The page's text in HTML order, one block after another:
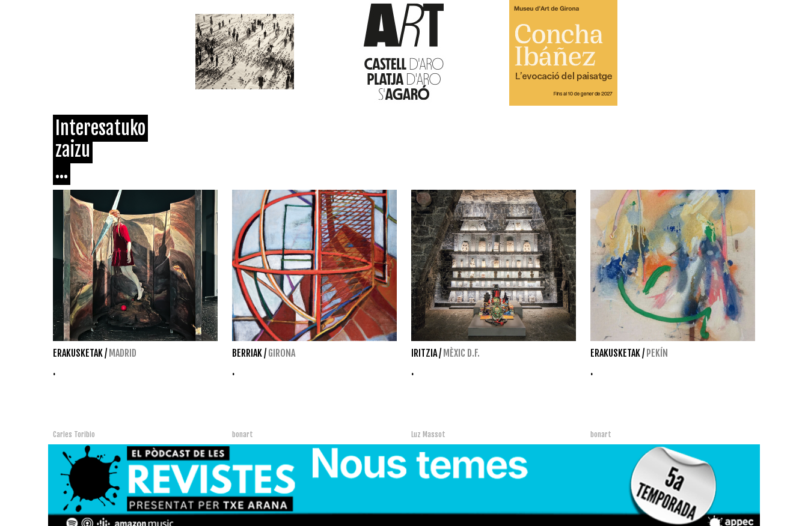
Interesatuko
zaizu
...
ERAKUSKETAK/ MADRID
.
Carles Toribio
BERRIAK/ GIRONA
.
bonart
IRITZIA/ MÈXIC D.F.
.
Luz Massot
ERAKUSKETAK/ PEKÍN
.
bonart